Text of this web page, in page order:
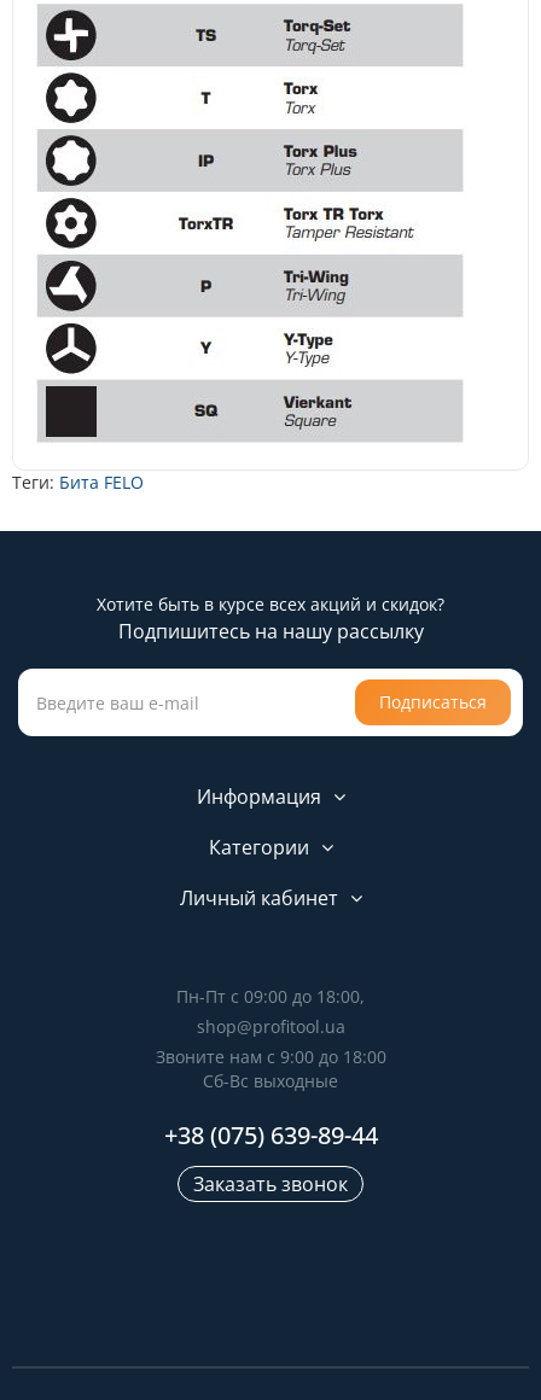
Теги: Бита FELO
Хотите быть в курсе всех акций и скидок?
Подпишитесь на нашу рассылку
Подписаться
Информация
Категории
Личный кабинет
Пн-Пт с 09:00 до 18:00,
shop@profitool.ua
Звоните нам с 9:00 до 18:00
Сб-Вс выходные
+38 (075) 639-89-44
Заказать звонок